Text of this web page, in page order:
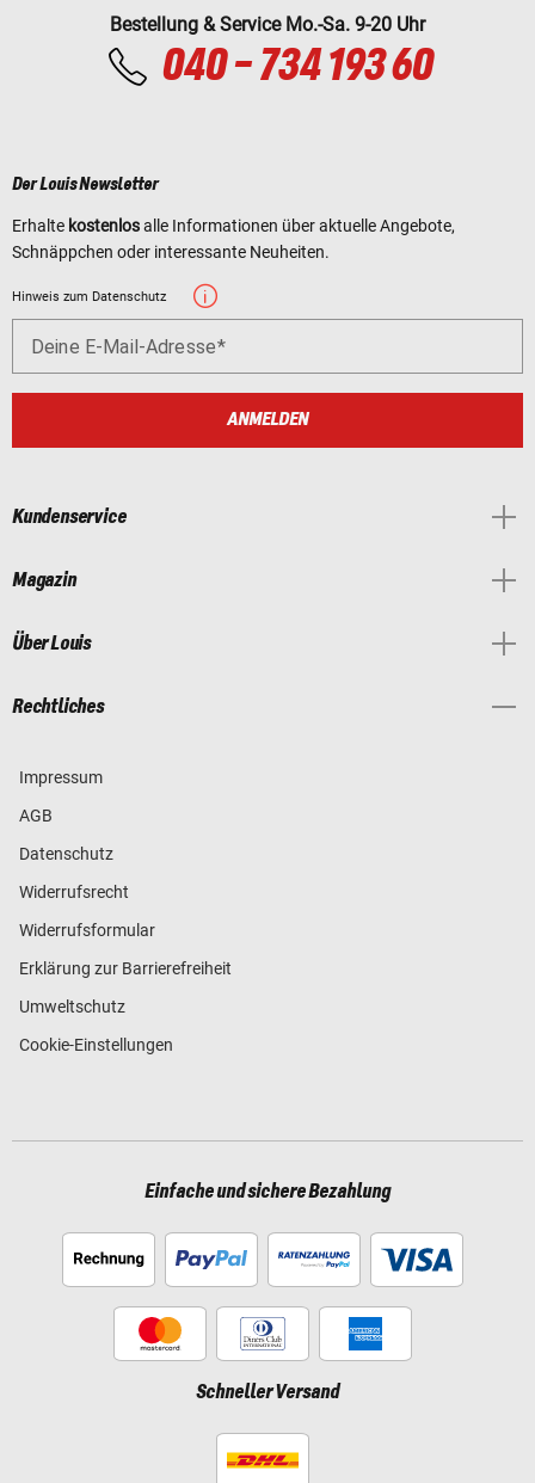
Bestellung & Service Mo.-Sa. 9-20 Uhr
040 - 734 193 60
Der Louis Newsletter
Erhalte kostenlosalle Informationen über aktuelle Angebote,
Schnäppchen oder interessante Neuheiten.
Hinweis zum Datenschutz
Deine E-Mail-Adresse
ANMELDEN
Kundenservice
Magazin
Über Louis
Rechtliches
Impressum
AGB
Datenschutz
Widerrufsrecht
Widerrufsformular
Erklärung zur Barrierefreiheit
Umweltschutz
Cookie-Einstellungen
Einfache und sichere Bezahlung
Schneller Versand